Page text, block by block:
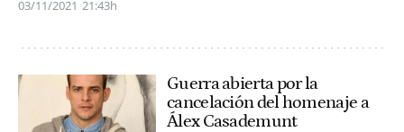
03/11/2021 21:43h
Guerra abierta por la
cancelación del homenaje a
Álex Casademunt